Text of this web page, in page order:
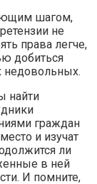
шагом,
не
права легче,
добиться
недовольных.
найти
граждан
и изучат
ли
в ней
И помните,